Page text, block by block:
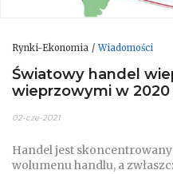
Rynki-Ekonomia Wiadomości
Światowy handel
wieprzowymi w 2020
02-cze-2021
Handel jest
wolumenu handlu, a